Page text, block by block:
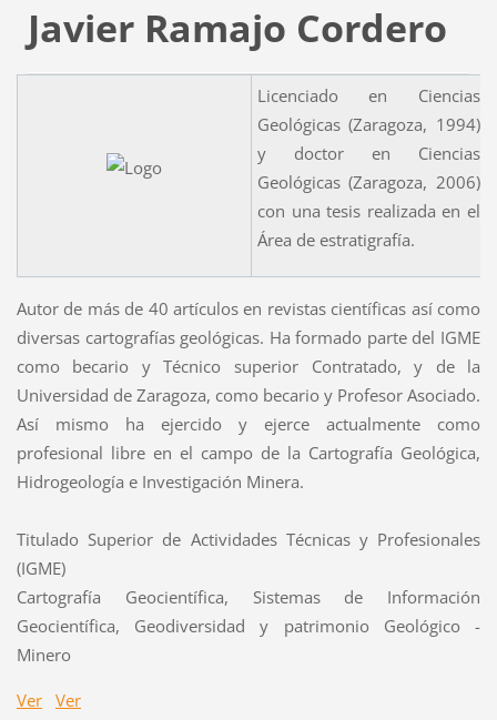
Javier Ramajo Cordero
Licenciado en Ciencias
Geológicas (Zaragoza, 1994)
y doctor en Ciencias
Geológicas (Zaragoza, 2006)
con una tesis realizada en el
Área de estratigrafía.
Autor de más de 40 artículos en revistas científicas así como
diversas cartografías geológicas. Ha formado parte del IGME
como becario y Técnico superior Contratado, y de la
Universidad de Zaragoza, como becario y Profesor Asociado.
Así mismo ha ejercido y ejerce actualmente como
profesional libre en el campo de la Cartografía Geológica,
Hidrogeología e Investigación Minera.
Titulado Superior de Actividades Técnicas y Profesionales
(IGME)
Cartografía Geocientífica, Sistemas de Información
Geocientífica, Geodiversidad y patrimonio Geológico -
Minero
Ver Ver